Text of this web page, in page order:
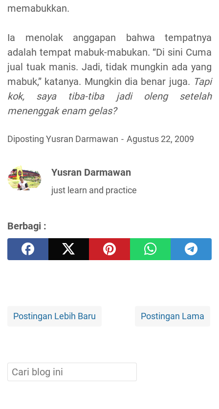
memabukkan.
Ia menolak anggapan bahwa tempatnya
adalah tempat mabuk-mabukan. “Di sini Cuma
jual tuak manis. Jadi, tidak mungkin ada yang
mabuk,” katanya. Mungkin dia benar juga. Tapi
kok, saya tiba-tiba jadi oleng setelah
menenggak enam gelas?
Diposting Yusran Darmawan Agustus 22, 2009
Yusran Darmawan
just learn and practice
Berbagi :
Postingan Lebih Baru Postingan Lama